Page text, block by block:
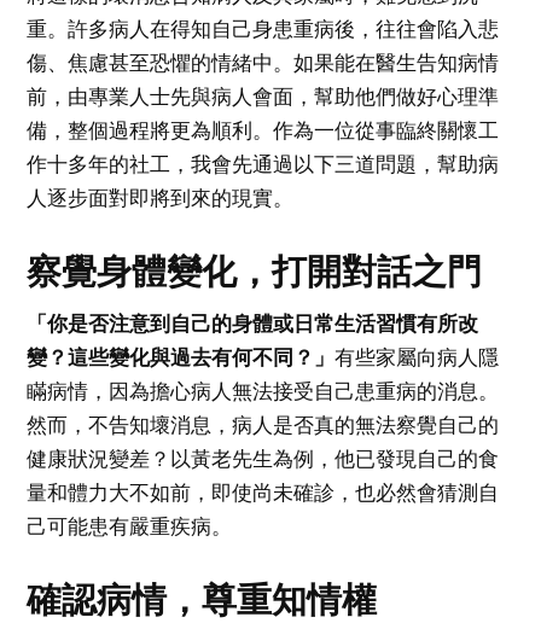
重。許多病人在得知自己身患重病後，往往會陷入悲
傷、焦慮甚至恐懼的情緒中。如果能在醫生告知病情
前，由專業人士先與病人會面，幫助他們做好心理準
備，整個過程將更為順利。作為一位從事臨終關懷工
作十多年的社工，我會先通過以下三道問題，幫助病
人逐步面對即將到來的現實。
察覺身體變化，打開對話之門
「你是否注意到自己的身體或日常生活習慣有所改
變？這些變化與過去有何不同？」有些家屬向病人隱
瞞病情，因為擔心病人無法接受自己患重病的消息。
然而，不告知壞消息，病人是否真的無法察覺自己的
健康狀況變差？以黃老先生為例，他已發現自己的食
量和體力大不如前，即使尚未確診，也必然會猜測自
己可能患有嚴重疾病。
確認病情，尊重知情權